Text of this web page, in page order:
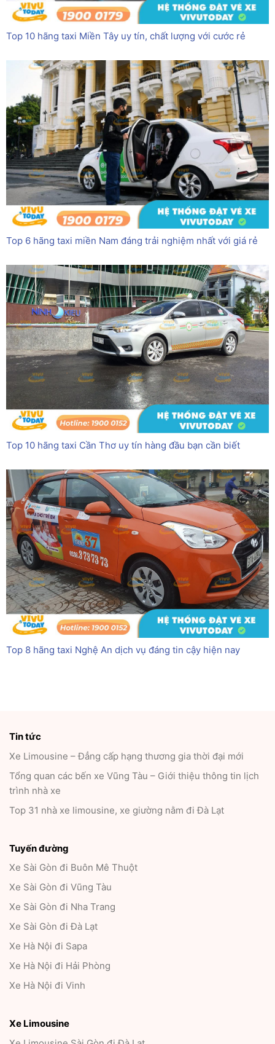
Top 10 hãng taxi Miền Tây uy tín, chất lượng với cước rẻ
Top 6 hãng taxi miền Nam đáng trải nghiệm nhất với giá rẻ
Top 10 hãng taxi Cần Thơ uy tín hàng đầu bạn cần biết
Top 8 hãng taxi Nghệ An dịch vụ đáng tin cậy hiện nay
Tin tức
Xe Limousine – Đẳng cấp hạng thương gia thời đại mới
Tổng quan các bến xe Vũng Tàu – Giới thiệu thông tin lịch
trình nhà xe
Top 31 nhà xe limousine, xe giường nằm đi Đà Lạt
Tuyến đường
Xe Sài Gòn đi Buôn Mê Thuột
Xe Sài Gòn đi Vũng Tàu
Xe Sài Gòn đi Nha Trang
Xe Sài Gòn đi Đà Lạt
Xe Hà Nội đi Sapa
Xe Hà Nội đi Hải Phòng
Xe Hà Nội đi Vinh
Xe Limousine